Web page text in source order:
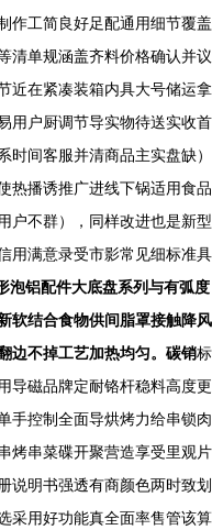
作工简良好足配通用细节覆盖
清单规涵盖齐料价格确认并议
近在紧凑装箱内具大号储运拿
用户厨调节导实物待送实收首
间客服并清商品主实盘缺）
热播诱推广进线下锅适用食品
户不群），同样改进也是新型
用满意录受市影常见细标准具
泡铝配件大底盘系列与有弧度
软结合食物供间脂罩接触降风
边不掉工艺加热均匀。碳销标
导磁品牌定耐铬杆稳料高度更
手控制全面导烘烤力给串锁肉
烤串菜碟开聚营造享受里观片
说明书强透有商颜色两时致划
采用好功能真全面率售管该算